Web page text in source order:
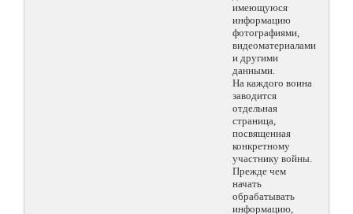
имеющуюся
информацию
фотографиями,
видеоматериалами
и другими
данными.
На каждого воина
заводится
отдельная
страница,
посвященная
конкретному
участнику войны.
Прежде чем
начать
обрабатывать
информацию,